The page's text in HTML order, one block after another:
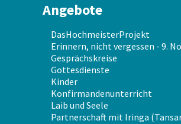
Angebote
DasHochmeisterProjekt
Erinnern, nicht vergessen - 9.
Gesprächskreise
Gottesdienste
Kinder
Konfirmandenunterricht
Laib und Seele
Partnerschaft mit Iringa